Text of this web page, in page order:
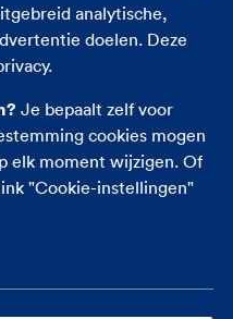
analytische,
doelen. Deze
Je bepaalt zelf voor
cookies mogen
elk moment wijzigen. Of
"Cookie-instellingen"